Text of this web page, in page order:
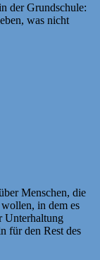
der Grundschule:
was nicht
Menschen, die
in dem es
Unterhaltung
für den Rest des